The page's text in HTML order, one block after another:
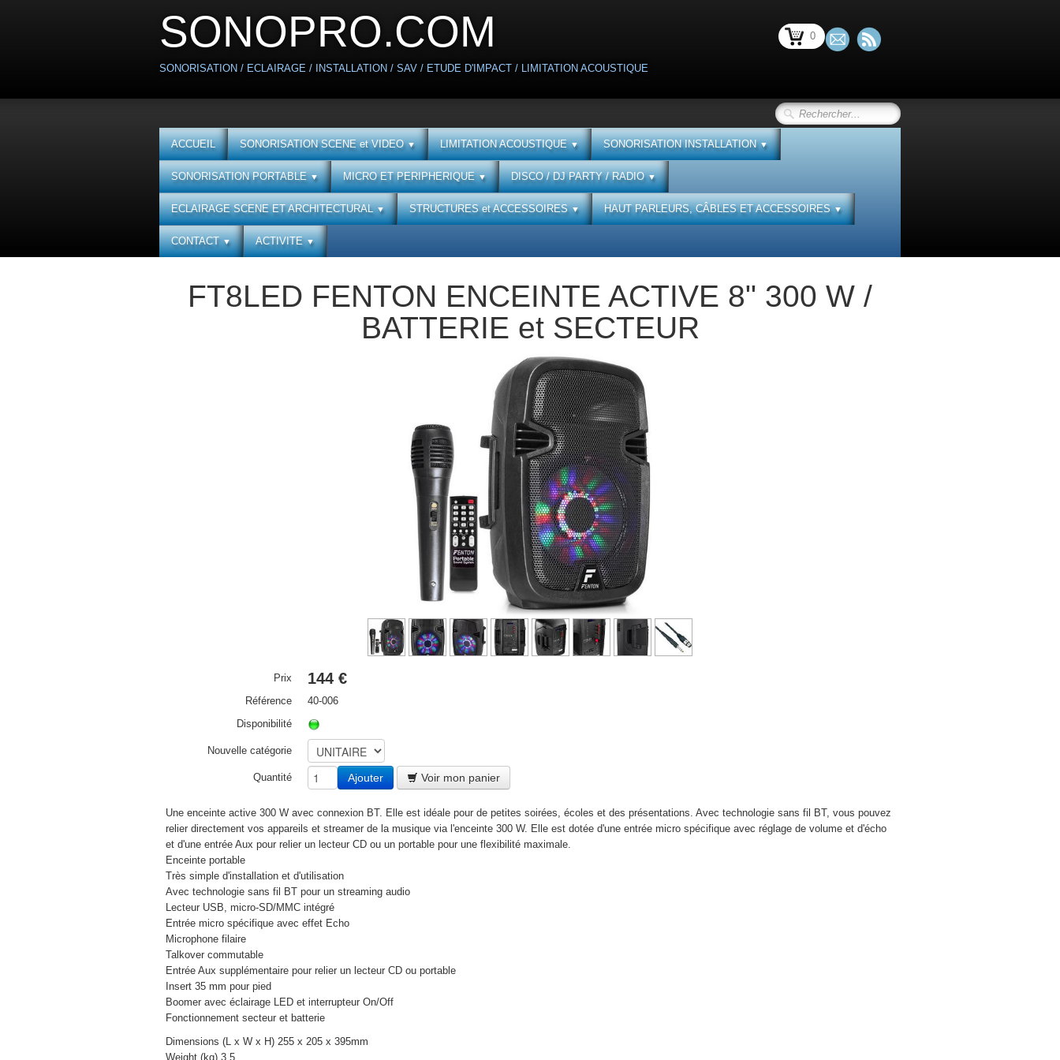
SONOPRO.COM
SONORISATION / ECLAIRAGE / INSTALLATION / SAV / ETUDE D'IMPACT / LIMITATION ACOUSTIQUE
0
ACCUEIL SONORISATION SCENE et VIDEO▼ LIMITATION ACOUSTIQUE▼ SONORISATION INSTALLATION▼
SONORISATION PORTABLE▼ MICRO ET PERIPHERIQUE▼ DISCO / DJ PARTY / RADIO▼
ECLAIRAGE SCENE ET ARCHITECTURAL▼ STRUCTURES et ACCESSOIRES▼ HAUT PARLEURS, CÂBLES ET ACCESSOIRES▼
CONTACT▼ ACTIVITE▼
FT8LED FENTON ENCEINTE ACTIVE 8" 300 W /
BATTERIE et SECTEUR
Prix 144 €
Référence
40-006
Disponibilité
Nouvelle catégorie
Quantité Ajouter Voir mon panier
Une enceinte active 300 W avec connexion BT. Elle est idéale pour de petites soirées, écoles et des présentations. Avec technologie sans fil BT, vous pouvez
relier directement vos appareils et streamer de la musique via l'enceinte 300 W. Elle est dotée d'une entrée micro spécifique avec réglage de volume et d'écho
et d'une entrée Aux pour relier un lecteur CD ou un portable pour une flexibilité maximale.
Enceinte portable
Très simple d'installation et d'utilisation
Avec technologie sans fil BT pour un streaming audio
Lecteur USB, micro-SD/MMC intégré
Entrée micro spécifique avec effet Echo
Microphone filaire
Talkover commutable
Entrée Aux supplémentaire pour relier un lecteur CD ou portable
Insert 35 mm pour pied
Boomer avec éclairage LED et interrupteur On/Off
Fonctionnement secteur et batterie
Dimensions (L x W x H) 255 x 205 x 395mm
Weight (kg) 3.5